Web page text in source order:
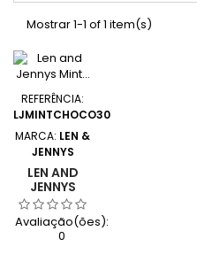
Mostrar 1-1 of 1 item(s)
REFERÊNCIA:
LJMINTCHOCO30
MARCA: LEN &
JENNYS
LEN AND
JENNYS
MINT
CHOCOLATE
COOKIE
30ML
Avaliação(ões):
0